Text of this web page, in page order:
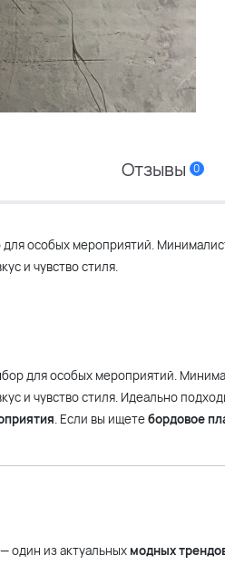
Отзывы 0
особых мероприятий.
и чувство стиля.
для особых мероприятий.
и чувство стиля. Идеально
. Если вы ищетебордовое
один из актуальных модных